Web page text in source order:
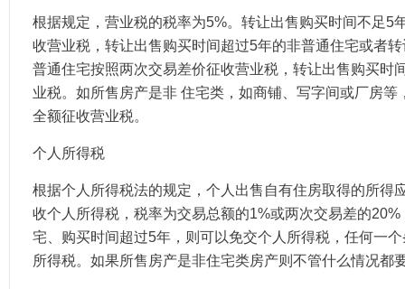
根据规定，营业税的税率为5%。转让出售购买时间不足5
收营业税，转让出售购买时间超过5年的非普通住宅或者
普通住宅按照两次交易差价征收营业税，转让出售购买时
业税。如所售房产是非 住宅类，如商铺、写字间或厂房等
全额征收营业税。
个人所得税
根据个人所得税法的规定，个人出售自有住房取得的所得
收个人所得税，税率为交易总额的1%或两次交易差的
宅、购买时间超过5年，则可以免交个人所得税，任何一
所得税。如果所售房产是非住宅类房产则不管什么情况都